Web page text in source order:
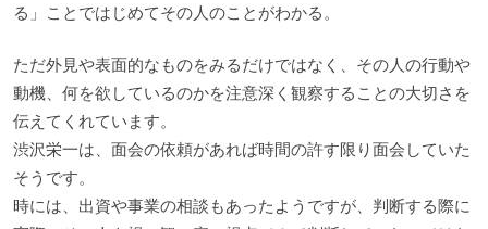
る」ことではじめてその人のことがわかる。
ただ外見や表面的なものをみるだけではなく、その人の行動や
動機、何を欲しているのかを注意深く観察することの大切さを
伝えてくれています。
渋沢栄一は、面会の依頼があれば時間の許す限り面会していた
そうです。
時には、出資や事業の相談もあったようですが、判断する際に